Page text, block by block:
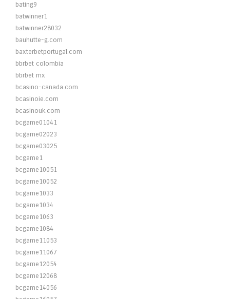
bating9
batwinner1
batwinner28032
bauhutte-g.com
baxterbetportugal.com
bbrbet colombia
bbrbet mx
bcasino-canada.com
bcasinoie.com
bcasinouk.com
bcgame01041
bcgame02023
bcgame03025
bcgame1
bcgame10051
bcgame10052
bcgame1033
bcgame1034
bcgame1063
bcgame1084
bcgame11053
bcgame11067
bcgame12054
bcgame12068
bcgame14056